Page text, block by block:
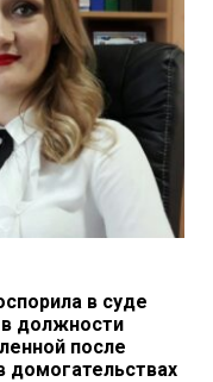
в суде
должности
после
домогательствах